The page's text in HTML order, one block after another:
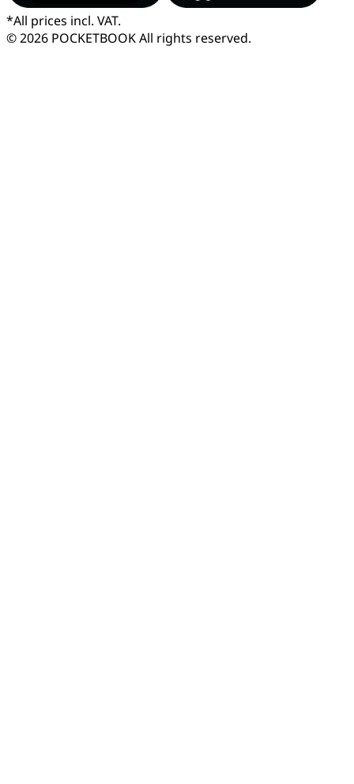
*All prices incl. VAT.
© 2026 POCKETBOOKAll rights reserved.